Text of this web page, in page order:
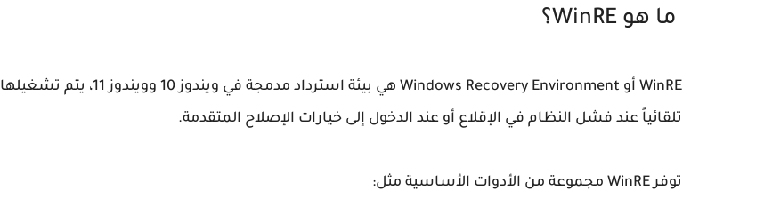
ما هو WinRE؟
WinRE أو Windows Recovery Environment هي بيئة استرداد مدمجة في ويندوز 10 وويندوز 11، يتم تشغيلها
تلقائياً عند فشل النظام في الإقلاع أو عند الدخول إلى خيارات الإصلاح المتقدمة.
توفر WinRE مجموعة من الأدوات الأساسية مثل: